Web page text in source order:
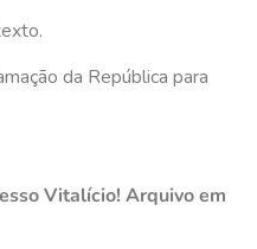
da República para
Vitalício! Arquivo em